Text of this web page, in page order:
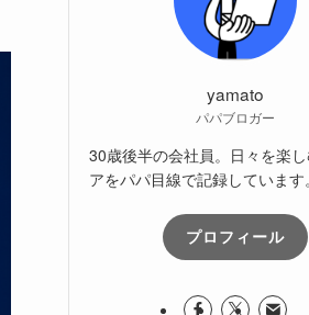
yamato
パパブロガー
30歳後半の会社員。日々を楽
アをパパ目線で記録しています。
プロフィール